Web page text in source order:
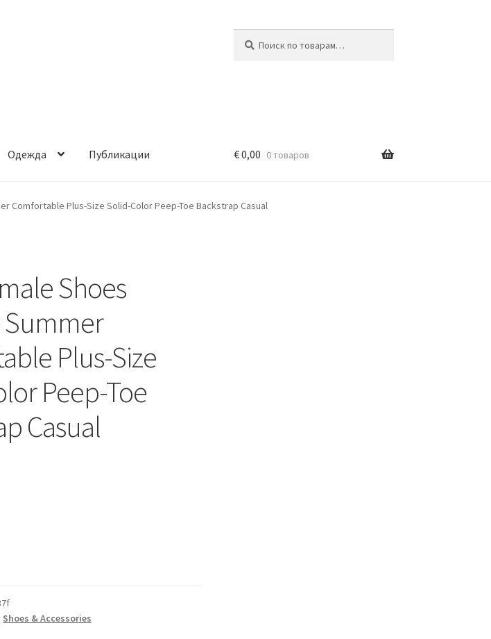
Одежда Публикации €0,00 0 товаров
Comfortable Plus-Size Solid-Color Peep-Toe Backstrap Casual
Shoes
Summer
Plus-Size
Peep-Toe
Casual
Shoes & Accessories